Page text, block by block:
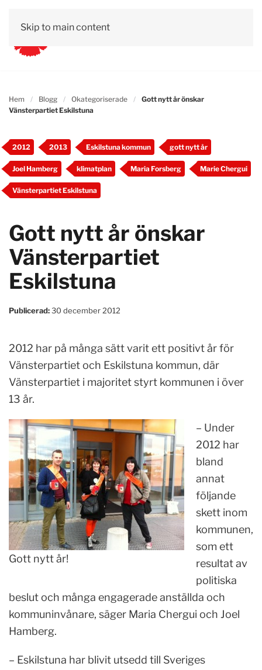
Skip to main content
Hem Blogg Okategoriserade
Gott nytt år önskar
Vänsterpartiet Eskilstuna
2012 2013 Eskilstuna kommun gott nytt år
Joel Hamberg klimatplan Maria Forsberg Marie Chergui
Vänsterpartiet Eskilstuna
Gott nytt år önskar
Vänsterpartiet
Eskilstuna
Publicerad:30 december 2012
2012 har på många sätt varit ett positivt år för
Vänsterpartiet och Eskilstuna kommun, där
Vänsterpartiet i majoritet styrt kommunen i över
13 år.
Gott nytt år!
– Under
2012 har
bland
annat
följande
skett inom
kommunen,
som ett
resultat av
politiska
beslut och många engagerade anställda och
kommuninvånare, säger Maria Chergui och Joel
Hamberg.
– Eskilstuna har blivit utsedd till Sveriges